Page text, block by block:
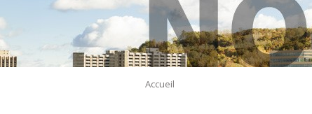
Accueil